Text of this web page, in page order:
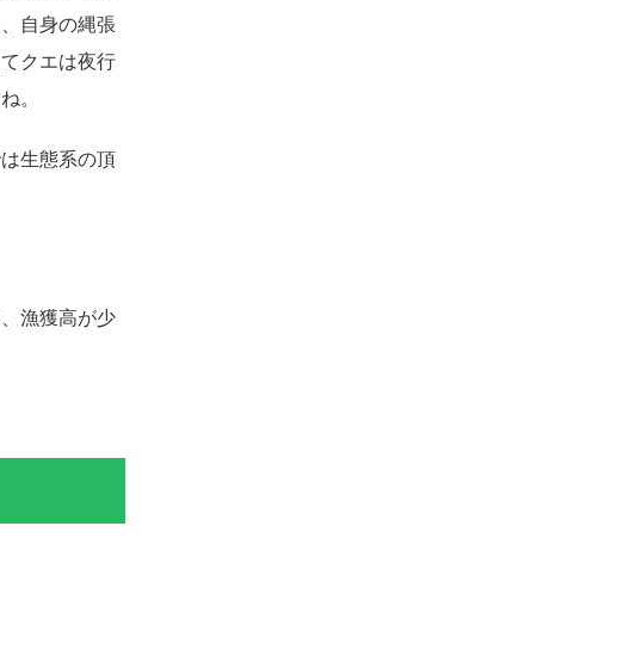
自身の縄張
クエは夜行
。
生態系の頂
漁獲高が少